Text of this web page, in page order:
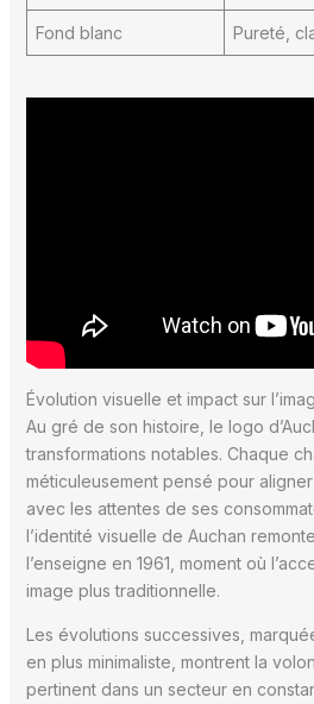
Fond blanc Pureté,
Évolution visuelle et impact sur
Au gré de son histoire, le logo
transformations notables. Chaque
méticuleusement pensé pour
avec les attentes de ses
l’identité visuelle de Auchan
l’enseigne en 1961, moment où
image plus traditionnelle.
Les évolutions successives,
en plus minimaliste, montrent la
pertinent dans un secteur en